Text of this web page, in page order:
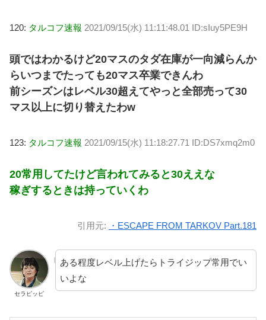
120: タルコフ速報 2021/09/15(水) 11:11:48.01 ID:sIuy5PE9H
頭ではわかるけど20マスのタダ在庫が一向減らんか
らいつまでたっても20マス卒業できんわ
前シーズンはレベル30超えてやっと全部売って30
マス以上に切り替えたわw
123: タルコフ速報 2021/09/15(水) 11:18:27.71 ID:DS7xmq2m0
20常用してたけど言われてみると30ええな
稼ぎするときは持っていくわ
引用元: ・ESCAPE FROM TARKOV Part.181
セラピッピ
ある程度レベル上げたらトライジップ常用でい
いよな